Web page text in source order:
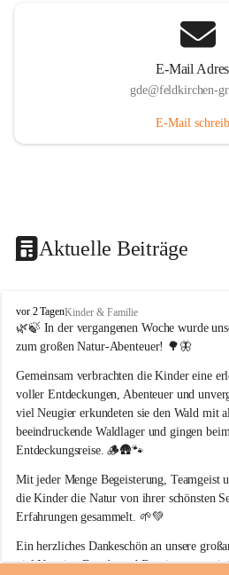
E-Mail
gde@feldkirchen-
E-Mail
Aktuelle Beiträge
F
e
l
k
i
r
c
h
e
n
b
e
i
r
a
vor 2 TagenKinder & Familie
🌿🍃 In der vergangenen Woche wurde
zum großen Natur-Abenteuer! 🌳🦋
Gemeinsam verbrachten die Kinder eine
voller Entdeckungen, Abenteuer und
viel Neugier erkundeten sie den Wald mit
beeindruckende Waldlager und gingen
Entdeckungsreise. 🪵🛖🐾
Mit jeder Menge Begeisterung, Teamgeist
die Kinder die Natur von ihrer schönsten
Erfahrungen gesammelt. 🌱💚
Ein herzliches Dankeschön an unsere
viel Neugier, Freude und Begeisterung